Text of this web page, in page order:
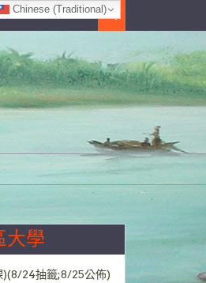
大學
)(8/24抽籤;8/25公佈)
Chinese (Traditional)